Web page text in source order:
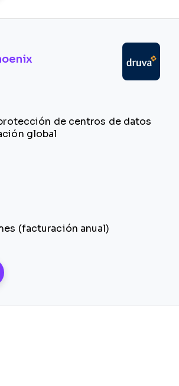
de centros de datos
global
(facturación anual)